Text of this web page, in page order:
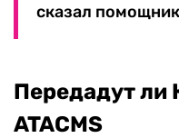
сказал
Передадут ли
ATACMS